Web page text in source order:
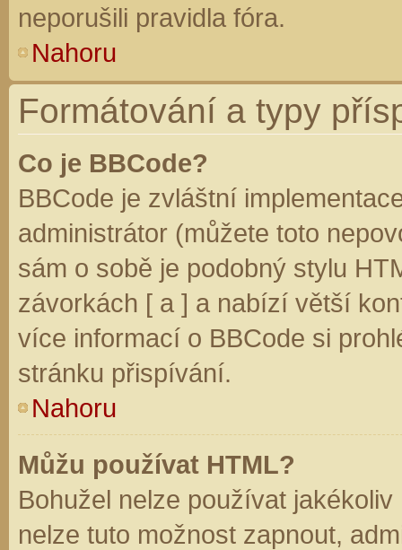
neporušili pravidla fóra.
Nahoru
Formátování a typy
Co je BBCode?
BBCode je zvláštní
administrátor (můžete toto
sám o sobě je podobný stylu
závorkách [ a ] a nabízí větší
více informací o BBCode si
stránku přispívání.
Nahoru
Můžu používat HTML?
Bohužel nelze používat
nelze tuto možnost zapnout,